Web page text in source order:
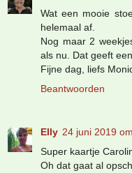
Wat een mooie
helemaal af.
Nog maar 2
als nu. Dat geeft
Fijne dag, liefs
Beantwoorden
Elly 24 juni 2019
Super kaartje
Oh dat gaat al